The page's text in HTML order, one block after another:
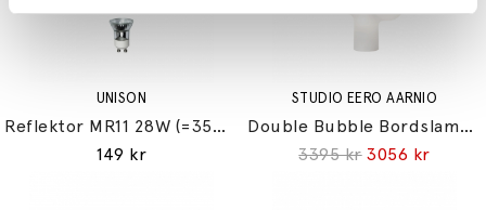
UNISON
Reflektor MR11 28W (=35W) GU10
149 kr
STUDIO EERO AARNIO
Double Bubble Bordslampa Small
3395 kr 3056 kr